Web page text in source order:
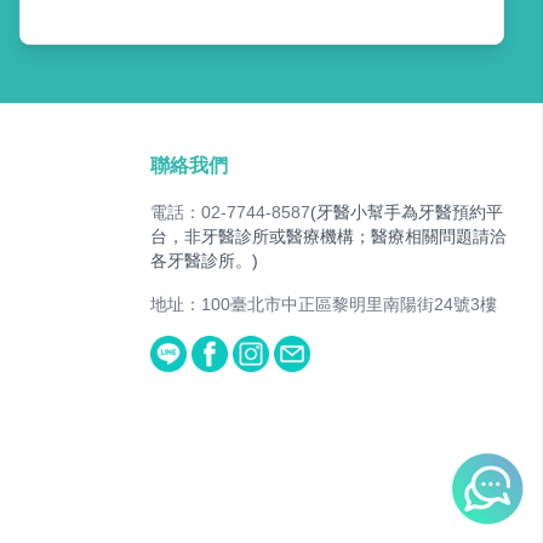
聯絡我們
電話：02-7744-8587(牙醫小幫手為牙醫預約平
台，非牙醫診所或醫療機構；醫療相關問題請洽
各牙醫診所。)
地址：100臺北市中正區黎明里南陽街24號3樓